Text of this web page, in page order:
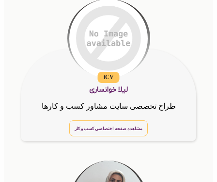
iCV
لیلا خوانساری
طراح تخصصی سایت مشاور کسب و کارها
مشاهده صفحه اختصاصی کسب و کار